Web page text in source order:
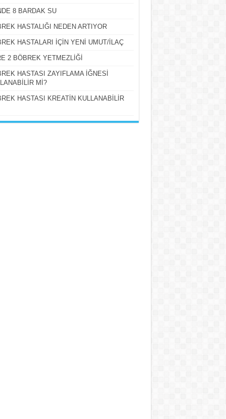
8 BARDAK SU
HASTALIĞI NEDEN ARTIYOR
HASTALARI İÇİN YENİ UMUT/İLAÇ
2 BÖBREK YETMEZLİĞİ
HASTASI ZAYIFLAMA İĞNESİ
Mİ?
HASTASI KREATİN KULLANABİLİR